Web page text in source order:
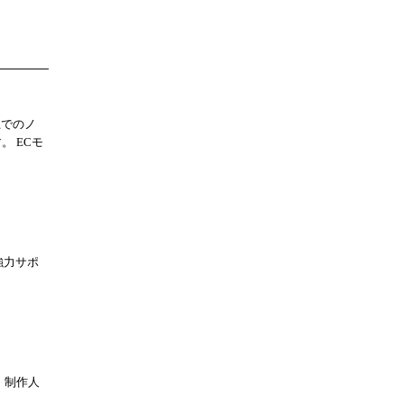
のノ
ECモ
力サポ
制作人